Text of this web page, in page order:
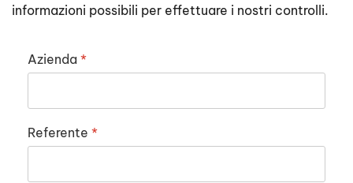
informazioni possibili per effettuare i nostri controlli.
Azienda *
Referente *